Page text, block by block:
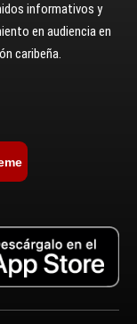
informativos y
en audiencia en
caribeña.